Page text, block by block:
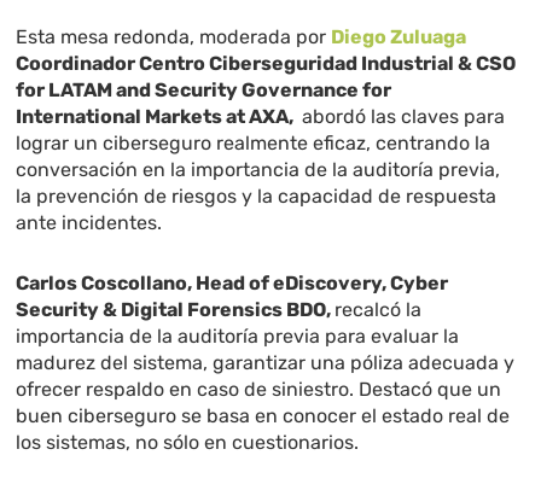
Esta mesa redonda, moderada por Diego Zuluaga
Coordinador Centro Ciberseguridad Industrial & CSO
for LATAM and Security Governance for
International Markets at AXA, abordó las claves para
lograr un ciberseguro realmente eficaz, centrando la
conversación en la importancia de la auditoría previa,
la prevención de riesgos y la capacidad de respuesta
ante incidentes.
Carlos Coscollano, Head of eDiscovery, Cyber
Security & Digital Forensics BDO, recalcó la
importancia de la auditoría previa para evaluar la
madurez del sistema, garantizar una póliza adecuada y
ofrecer respaldo en caso de siniestro. Destacó que un
buen ciberseguro se basa en conocer el estado real de
los sistemas, no sólo en cuestionarios.